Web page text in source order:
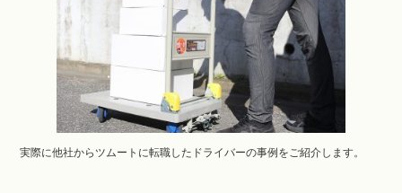
実際に他社からツムートに転職したドライバーの事例をご紹介します。